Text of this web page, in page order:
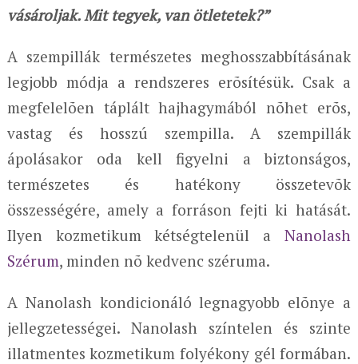
vásároljak. Mit tegyek, van ötletetek?”
A szempillák természetes meghosszabbításának
legjobb módja a rendszeres erõsítésük. Csak a
megfelelõen táplált hajhagymából nõhet erõs,
vastag és hosszú szempilla. A szempillák
ápolásakor oda kell figyelni a biztonságos,
természetes és hatékony összetevõk
összességére, amely a forráson fejti ki hatását.
Ilyen kozmetikum kétségtelenül aNanolash
Szérum, minden nõ kedvenc széruma.
A Nanolash kondicionáló legnagyobb elõnye a
jellegzetességei. Nanolash színtelen és szinte
illatmentes kozmetikum folyékony gél formában.